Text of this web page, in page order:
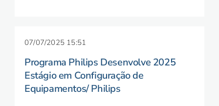
07/07/2025 15:51
Programa Philips Desenvolve 2025
Estágio em Configuração de
Equipamentos/ Philips